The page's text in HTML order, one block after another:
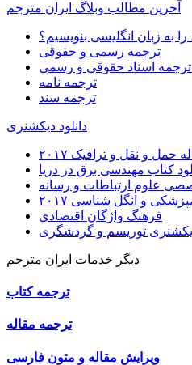
آخرین مطالب وبلاگ ایران مترجم
به زبان انگلیسی بنویسیم؟
ترجمه رسمی و حقوقی
اسناد حقوقی و رسمی
ترجمه نامه
ترجمه سند
دانلود دیکشنری
حمل و نقل و ترافیک ۲۰۱۷
کتاب مهندسی برق در دریا
علوم ارتباطات و رسانه
و انگل شناسی ۲۰۱۷
فرهنگ واژگان اقتصادی
توریسم و گردشگری
دیگر خدمات ایران مترجم
ترجمه کتاب
ترجمه مقاله
ویرایش مقاله و متون فارسی